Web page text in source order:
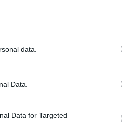
data.
Data.
Data for Targeted
tweet lo stesso
di protesta
nella serata di
di un articolo